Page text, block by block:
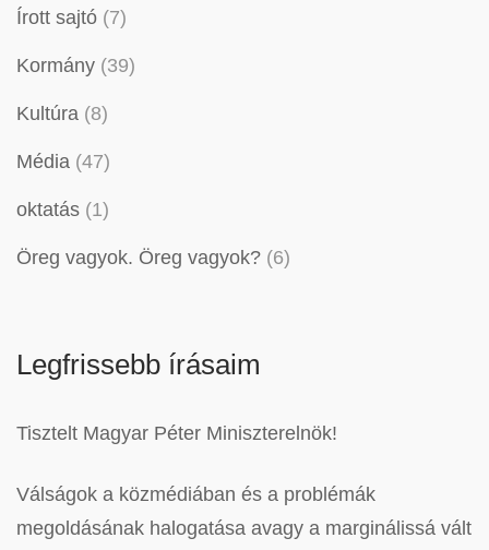
Írott sajtó (7)
Kormány (39)
Kultúra (8)
Média (47)
oktatás (1)
Öreg vagyok. Öreg vagyok? (6)
Legfrissebb írásaim
Tisztelt Magyar Péter Miniszterelnök!
Válságok a közmédiában és a problémák
megoldásának halogatása avagy a marginálissá vált